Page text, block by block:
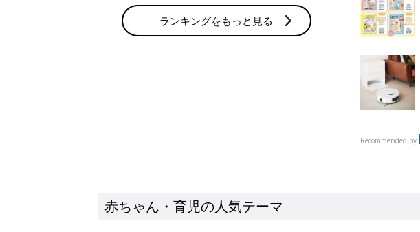
ランキングをもっと見る
Recommended by
赤ちゃん・育児の人気テーマ